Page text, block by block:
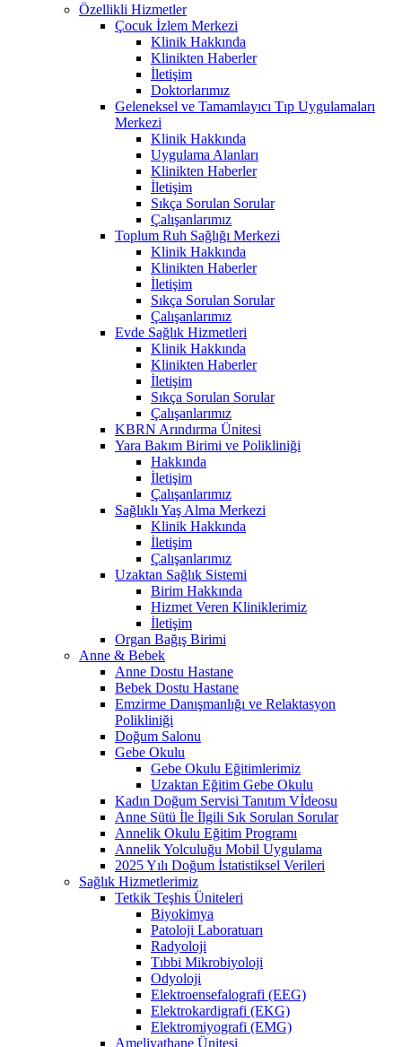
Özellikli Hizmetler
Çocuk İzlem Merkezi
Klinik Hakkında
Klinikten Haberler
İletişim
Doktorlarımız
Geleneksel ve Tamamlayıcı Tıp Uygulamaları
Merkezi
Klinik Hakkında
Uygulama Alanları
Klinikten Haberler
İletişim
Sıkça Sorulan Sorular
Çalışanlarımız
Toplum Ruh Sağlığı Merkezi
Klinik Hakkında
Klinikten Haberler
İletişim
Sıkça Sorulan Sorular
Çalışanlarımız
Evde Sağlık Hizmetleri
Klinik Hakkında
Klinikten Haberler
İletişim
Sıkça Sorulan Sorular
Çalışanlarımız
KBRN Arındırma Ünitesi
Yara Bakım Birimi ve Polikliniği
Hakkında
İletişim
Çalışanlarımız
Sağlıklı Yaş Alma Merkezi
Klinik Hakkında
İletişim
Çalışanlarımız
Uzaktan Sağlık Sistemi
Birim Hakkında
Hizmet Veren Kliniklerimiz
İletişim
Organ Bağış Birimi
Anne & Bebek
Anne Dostu Hastane
Bebek Dostu Hastane
Emzirme Danışmanlığı ve Relaktasyon
Polikliniği
Doğum Salonu
Gebe Okulu
Gebe Okulu Eğitimlerimiz
Uzaktan Eğitim Gebe Okulu
Kadın Doğum Servisi Tanıtım Vİdeosu
Anne Sütü İle İlgili Sık Sorulan Sorular
Annelik Okulu Eğitim Programı
Annelik Yolculuğu Mobil Uygulama
2025 Yılı Doğum İstatistiksel Verileri
Sağlık Hizmetlerimiz
Tetkik Teşhis Üniteleri
Biyokimya
Patoloji Laboratuarı
Radyoloji
Tıbbi Mikrobiyoloji
Odyoloji
Elektroensefalografi (EEG)
Elektrokardigrafi (EKG)
Elektromiyografi (EMG)
Ameliyathane Ünitesi